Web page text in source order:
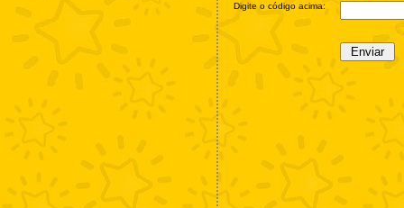
Digite o código acima: